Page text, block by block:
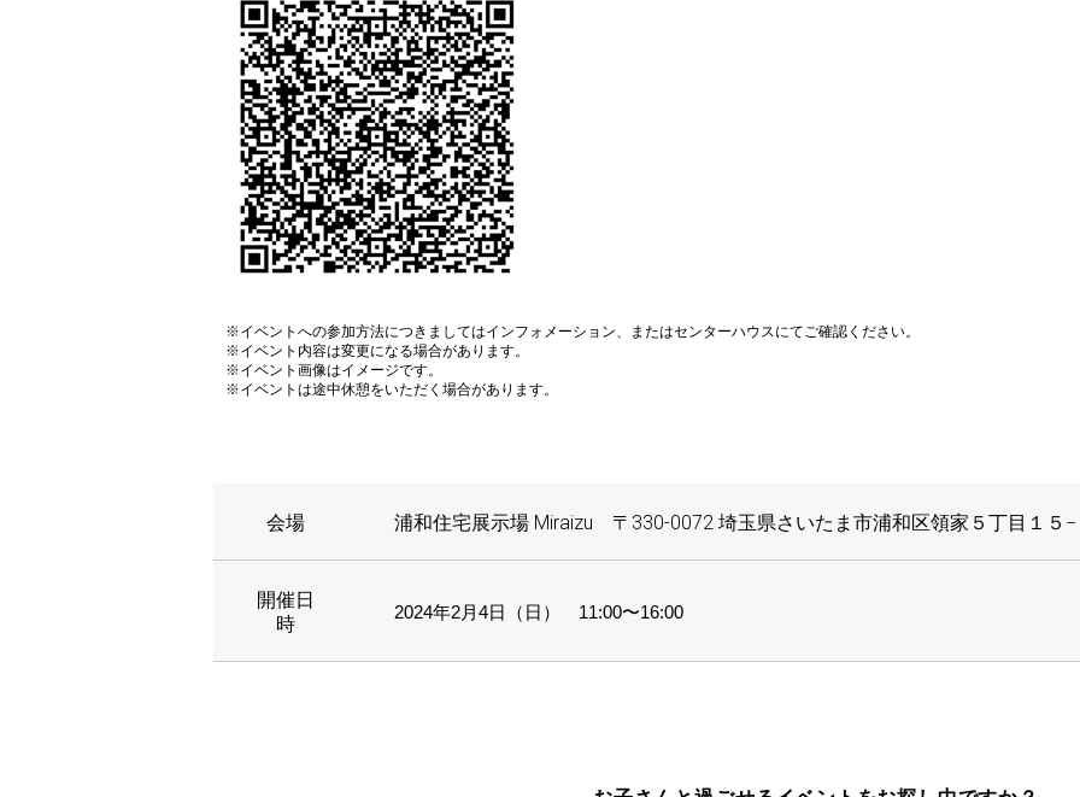
※イベントへの参加方法につきましてはインフォメーション、またはセンターハウスにてご確認ください。
※イベント内容は変更になる場合があります。
※イベント画像はイメージです。
※イベントは途中休憩をいただく場合があります。
会場 浦和住宅展示場 Miraizu 〒330-0072 埼玉県さいたま市浦和区領家５丁目１５
開催日
時
2024年2月4日（日） 11:00〜16:00